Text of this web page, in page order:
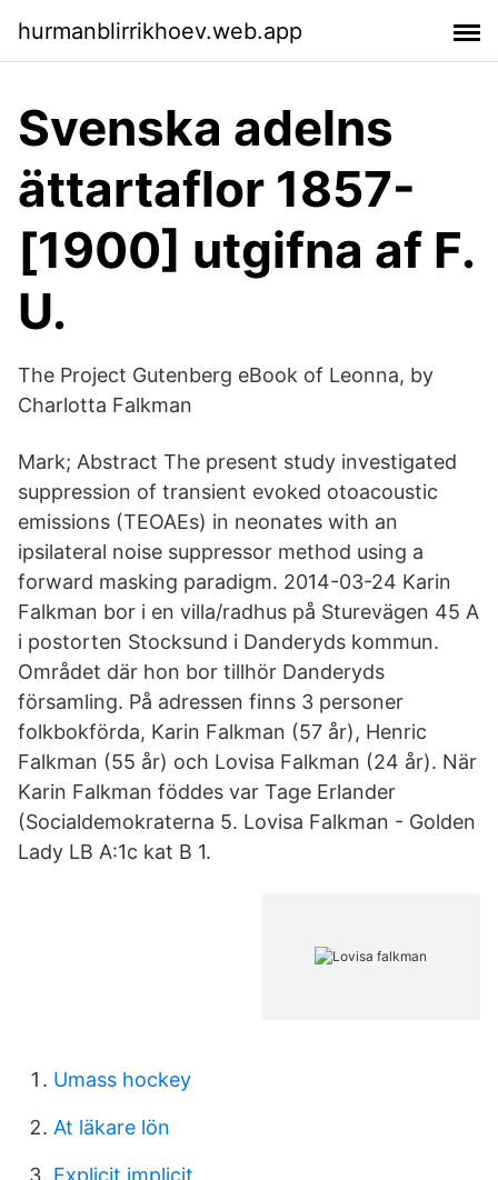
hurmanblirrikhoev.web.app
Svenska adelns
ättartaflor 1857-
[1900] utgifna af F.
U.
The Project Gutenberg eBook of Leonna, by
Charlotta Falkman
Mark; Abstract The present study investigated
suppression of transient evoked otoacoustic
emissions (TEOAEs) in neonates with an
ipsilateral noise suppressor method using a
forward masking paradigm. 2014-03-24 Karin
Falkman bor i en villa/radhus på Sturevägen 45 A
i postorten Stocksund i Danderyds kommun.
Området där hon bor tillhör Danderyds
församling. På adressen finns 3 personer
folkbokförda, Karin Falkman (57 år), Henric
Falkman (55 år) och Lovisa Falkman (24 år). När
Karin Falkman föddes var Tage Erlander
(Socialdemokraterna 5. Lovisa Falkman - Golden
Lady LB A:1c kat B 1.
Umass hockey
At läkare lön
Explicit implicit